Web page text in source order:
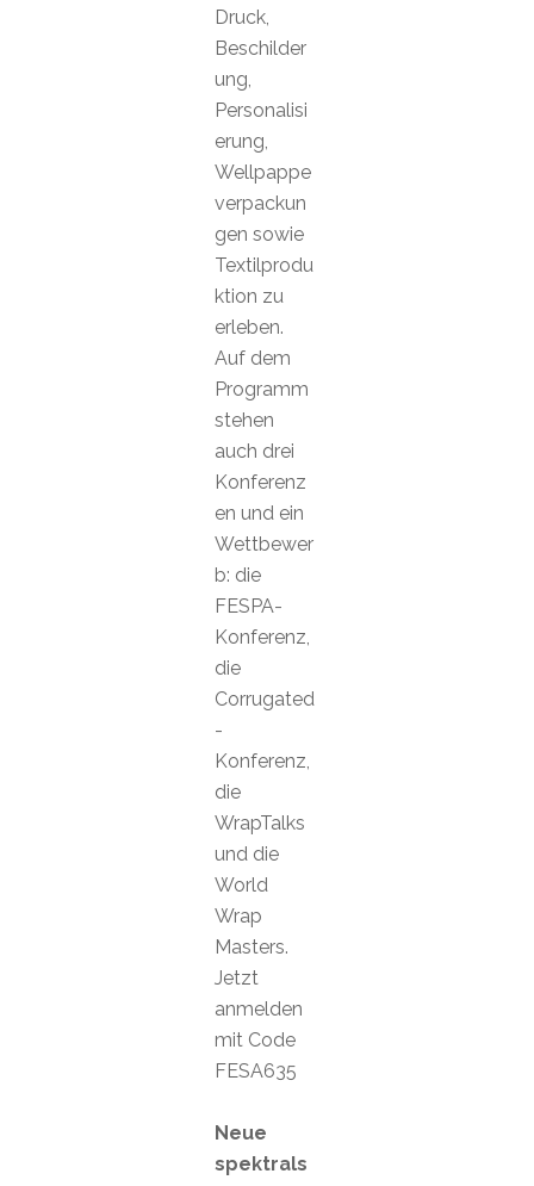
Druck,
Beschilder
ung,
Personalisi
erung,
Wellpappe
verpackun
gen sowie
Textilprodu
ktion zu
erleben.
Auf dem
Programm
stehen
auch drei
Konferenz
en und ein
Wettbewer
b: die
FESPA-
Konferenz,
die
Corrugated
-
Konferenz,
die
WrapTalks
und die
World
Wrap
Masters.
Jetzt
anmelden
mit Code
FESA635
Neue
spektrals